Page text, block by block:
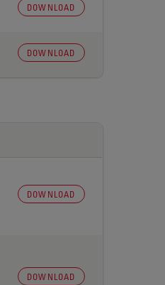
DOWNLOAD
DOWNLOAD
DOWNLOAD
DOWNLOAD